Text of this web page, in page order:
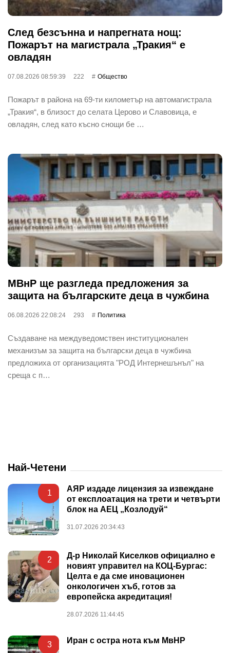
След безсънна и напрегната нощ:
Пожарът на магистрала „Тракия“ е
овладян
07.08.2026 08:59:39 222 Общество
Пожарът в района на 69-ти километър на автомагистрала
„Тракия“, в близост до селата Церово и Славовица, е
овладян, след като късно снощи бе …
МВнР ще разгледа предложения за
защита на българските деца в чужбина
06.08.2026 22:08:24 293 Политика
Създаване на междуведомствен институционален
механизъм за защита на български деца в чужбина
предложиха от организацията "РОД Интернешънъл" на
среща с п…
Най-Четени
1
АЯР издаде лицензия за извеждане
от експлоатация на трети и четвърти
блок на АЕЦ „Козлодуй“
31.07.2026 20:34:43
2
Д-р Николай Киселков официално е
новият управител на КОЦ-Бургас:
Целта е да сме иновационен
онкологичен хъб, готов за
европейска акредитация!
28.07.2026 11:44:45
3 Иран с остра нота към МвНР